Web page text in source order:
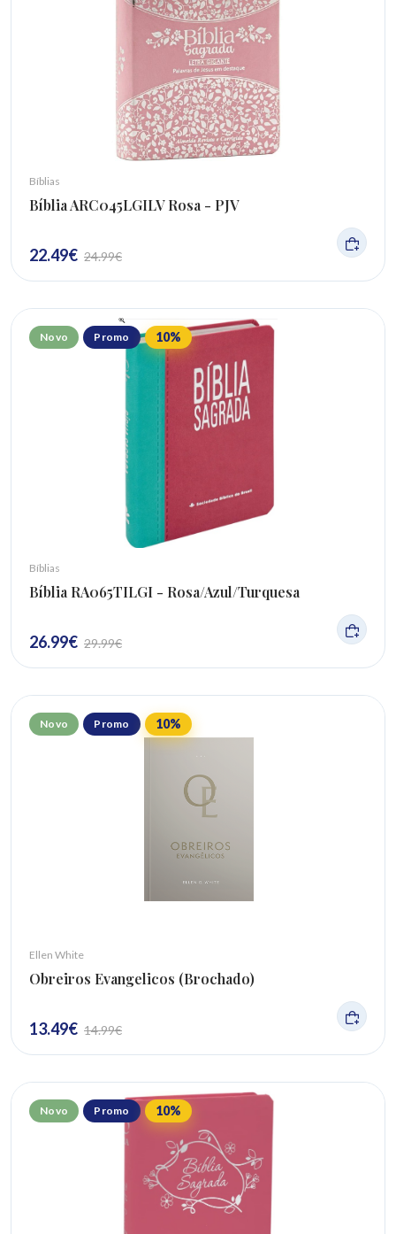
Bíblias
Bíblia ARC045LGILV Rosa - PJV
22.49€ 24.99€
Novo Promo 10%
Bíblias
Bíblia RA065TILGI - Rosa/Azul/Turquesa
26.99€ 29.99€
Novo Promo 10%
Ellen White
Obreiros Evangelicos (Brochado)
13.49€ 14.99€
Novo Promo 10%